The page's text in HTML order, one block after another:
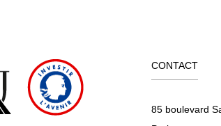
CONTACT
85 boulevard